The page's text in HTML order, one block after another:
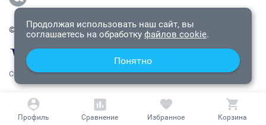
© 2009-2026 «Водолей Онлайн». Все права защищены.
СОГЛАШЕНИЕ О КОНФИДЕНЦИАЛЬНОСТИ
Продолжая использовать наш сайт, вы
соглашаетесь на обработку файлов cookie.
Понятно